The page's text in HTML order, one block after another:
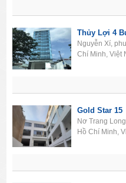
Thủy Lợi 4
Nguyễn Xí,
Chí Minh, Việt
Gold Star 15
Nơ Trang
Hồ Chí Minh,